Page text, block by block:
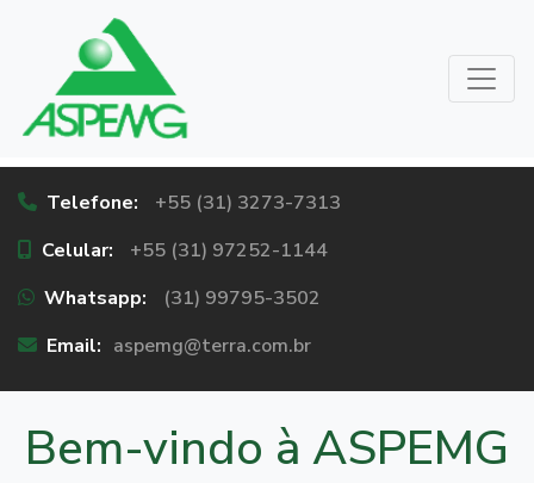
Telefone:
+55 (31) 3273-7313
Celular:
+55 (31) 97252-1144
Whatsapp:
(31) 99795-3502
Email: aspemg@terra.com.br
Bem-vindo à ASPEMG